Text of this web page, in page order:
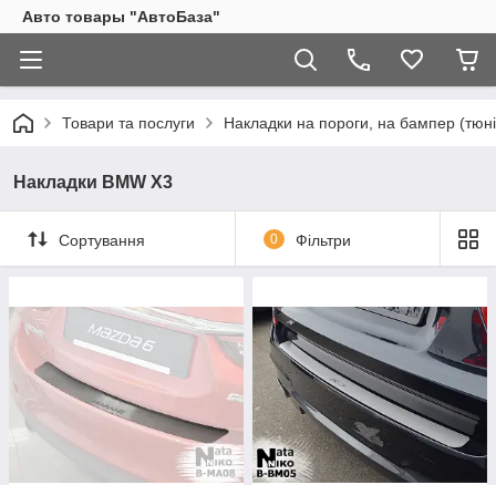
Авто товары "АвтоБаза"
Товари та послуги Накладки на пороги, на бампер
Накладки BMW X3
Сортування 0 Фільтри